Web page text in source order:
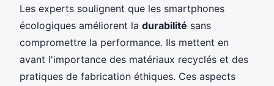
Les experts soulignent que les smartphones
écologiques améliorent la durabilité sans
compromettre la performance. Ils mettent en
avant l'importance des matériaux recyclés et des
pratiques de fabrication éthiques. Ces aspects